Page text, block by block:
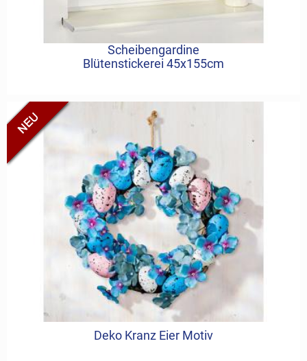
Scheibengardine
Blütenstickerei 45x155cm
Deko Kranz Eier Motiv